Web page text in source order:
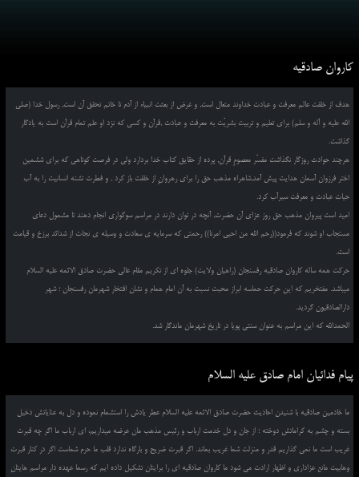
کاروان صادقیه
هدف از خلقت عالم معرفت و عبادت خداوند متعال است, و غرض از بعثت انبیاء از آدم تا خاتم تحقق آن است, رسول خدا (صلی
الله علیه و آله و سلم) برای تعلیم و تربیت بشریّت به معرفت و عبادت ,قرآن و کسی که نزد او علم تمام قرآن است به یادگار
گذاشت.
هرچند حوادث روزگار نگذاشت مفسّر معصومِ قرآن, پرده از حقایق کتاب خدا بردارد ولی در فرصت کوتاهی که برای ششمین
اختر فرزوان آسمان هدایت پیش آمد,شاهراه مذهب حق را برای رهروانِ از خلقت باز کرد , و فطرت تشنه انسانیت را به آب
حیات عبادت و معرفت سیرآب کرد.
امید است پیروان مذهب حق روز عزای آن حضرت, آنچه در توان دارند در مراسم سوگواری انجام دهند تا مشمول دعای
مستجاب او شوند که فرمود((رحم الله من احیی امرنا)) رحمتی که سرمایه ی سعادت و وسیله ی نجات از شدائد برزخ و قیامت
است.
حرکت همه ساله کاروان صادقیه رفسنجان (راهیان ولایت) جلوه ای از تکریم مقام عالی حضرت صادق الائمه علیه السلام
میباشد. مفتخریم که این حرکت حماسه ابراز محبت نسبت به آن امام همام و نشان افتخار شهرمان رفسنجان ؛ شهر
دارالصادقیون گردید.
الحمدالله که این مراسم به عنوان سنتی پویا در تاریخ شهرمان ماندگار شد.
پیام فدائیان امام صادق علیه السلام
ما خادمین صادقیه با شنیدن احادیث حضرت صادق الائمه علیه السلام عطر یادش را استشمام نموده و دل به عنایاتش دخیل
بسته و چشم به کراماتش دوخته ؛ از جان و دل خدمت ارباب و رئیس مذهب مان عرضه میداریم، ای ارباب ما اگر چه قبرت
غریب است ما نمی گذاریم قدر و منزلت شما غریب بماند. اگر قبرت ضریح و بارگاه ندارد قلب ما حرم شماست اگر در کنار قبرت
وهابیت مانع عزاداری و اظهار ارادت می شود ما کاروان صادقیه ای را برایتان تشکیل داده ایم که رسما عهده دار مراسم هایتان